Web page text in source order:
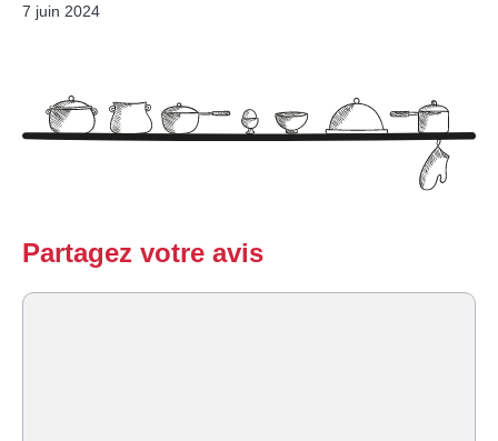
7 juin 2024
Partagez votre avis
Commentaire